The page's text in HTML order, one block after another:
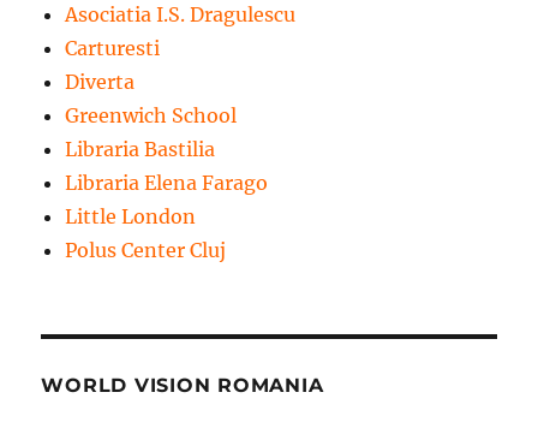
Asociatia I.S. Dragulescu
Carturesti
Diverta
Greenwich School
Libraria Bastilia
Libraria Elena Farago
Little London
Polus Center Cluj
WORLD VISION ROMANIA